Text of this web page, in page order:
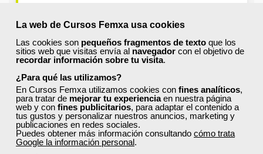
La web de Cursos Femxa usa cookies
Las cookies son pequeños fragmentos de texto que los
sitios web que visitas envía al navegador con el objetivo de
recordar información sobre tu visita.
¿Para qué las utilizamos?
En Cursos Femxa utilizamos cookies con fines analíticos,
para tratar de mejorar tu experienciaen nuestra página
web y con fines publicitarios, para adaptar el contenido a
tus gustos y personalizar nuestros anuncios, marketing y
publicaciones en redes sociales.
Puedes obtener más información consultando cómo trata
Google la información personal.
se puede hacer directamente desde el
¿Son los docentes un aspecto diferencial
de los cursos de Femxa?
¿Los cursos de Femxa son prácticos y
tienen temario actualizado?